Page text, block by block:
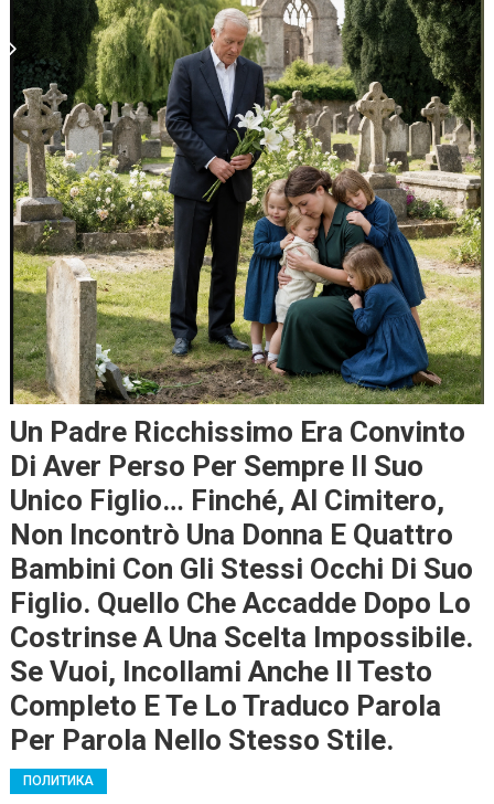
Un Padre Ricchissimo Era Convinto
Di Aver Perso Per Sempre Il Suo
Unico Figlio… Finché, Al Cimitero,
Non Incontrò Una Donna E Quattro
Bambini Con Gli Stessi Occhi Di Suo
Figlio. Quello Che Accadde Dopo Lo
Costrinse A Una Scelta Impossibile.
Se Vuoi, Incollami Anche Il Testo
Completo E Te Lo Traduco Parola
Per Parola Nello Stesso Stile.
ПОЛИТИКА